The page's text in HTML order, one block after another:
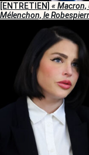
[ENTRETIEN] « Macron,
Mélenchon, le